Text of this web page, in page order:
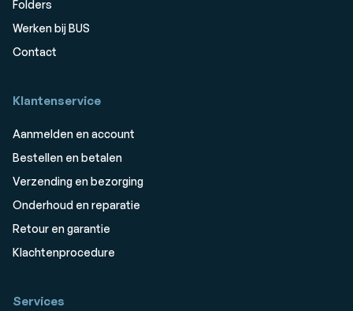
Folders
Werken bij BUS
Contact
Klantenservice
Aanmelden en account
Bestellen en betalen
Verzending en bezorging
Onderhoud en reparatie
Retour en garantie
Klachtenprocedure
Services